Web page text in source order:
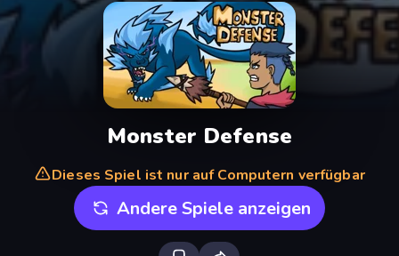
Monster Defense
Dieses Spiel ist nur auf Computern verfügbar
Andere Spiele anzeigen